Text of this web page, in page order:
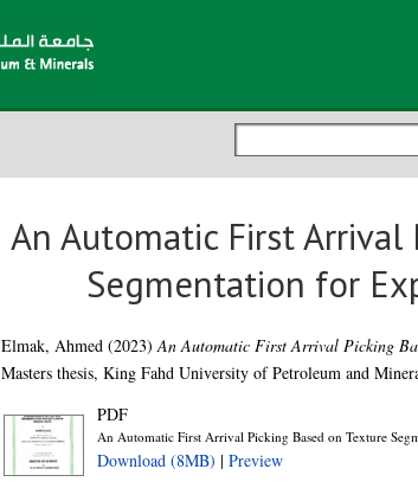
An Automatic First Arrival
Segmentation for
Elmak, Ahmed(2023)An Automatic First Arrival Picking
Masters thesis, King Fahd University of Petroleum and
PDF
An Automatic First Arrival Picking Based on Texture
Download (8MB) | Preview